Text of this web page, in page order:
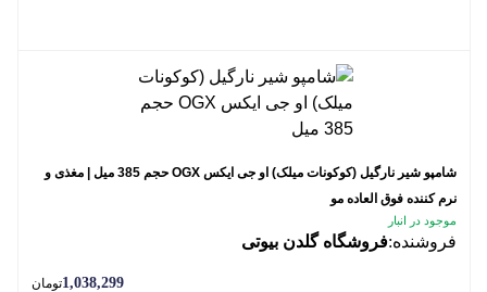
شامپو شیر نارگیل (کوکونات میلک) او جی ایکس OGX حجم 385 میل | مغذی و
نرم کننده فوق العاده مو
موجود در انبار
فروشنده:فروشگاه گلدن بیوتی
1,038,299تومان